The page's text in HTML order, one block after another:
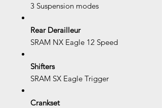
3 Suspension modes
Rear Derailleur
SRAM NX Eagle 12 Speed
Shifters
SRAM SX Eagle Trigger
Crankset